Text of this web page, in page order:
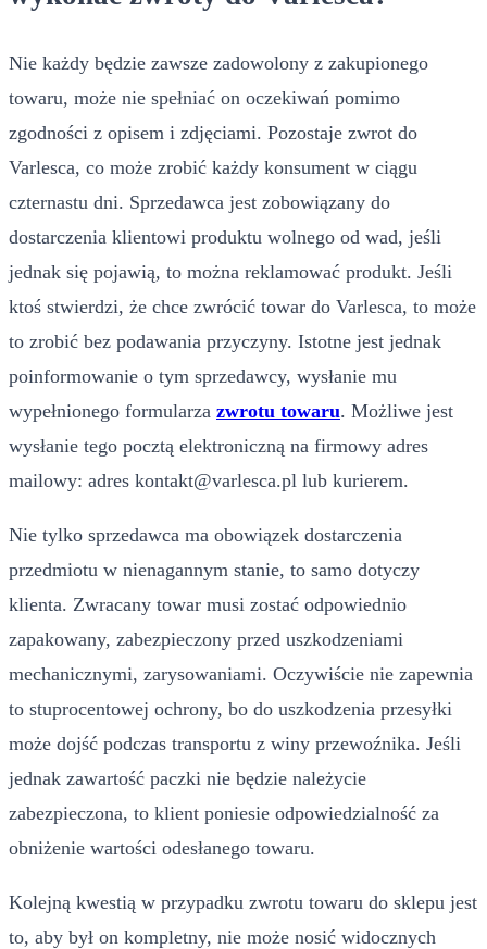
Nie każdy będzie zawsze zadowolony z zakupionego
towaru, może nie spełniać on oczekiwań pomimo
zgodności z opisem i zdjęciami. Pozostaje zwrot do
Varlesca, co może zrobić każdy konsument w ciągu
czternastu dni. Sprzedawca jest zobowiązany do
dostarczenia klientowi produktu wolnego od wad, jeśli
jednak się pojawią, to można reklamować produkt. Jeśli
ktoś stwierdzi, że chce zwrócić towar do Varlesca, to może
to zrobić bez podawania przyczyny. Istotne jest jednak
poinformowanie o tym sprzedawcy, wysłanie mu
wypełnionego formularza zwrotu towaru. Możliwe jest
wysłanie tego pocztą elektroniczną na firmowy adres
mailowy: adres kontakt@varlesca.pl lub kurierem.
Nie tylko sprzedawca ma obowiązek dostarczenia
przedmiotu w nienagannym stanie, to samo dotyczy
klienta. Zwracany towar musi zostać odpowiednio
zapakowany, zabezpieczony przed uszkodzeniami
mechanicznymi, zarysowaniami. Oczywiście nie zapewnia
to stuprocentowej ochrony, bo do uszkodzenia przesyłki
może dojść podczas transportu z winy przewoźnika. Jeśli
jednak zawartość paczki nie będzie należycie
zabezpieczona, to klient poniesie odpowiedzialność za
obniżenie wartości odesłanego towaru.
Kolejną kwestią w przypadku zwrotu towaru do sklepu jest
to, aby był on kompletny, nie może nosić widocznych